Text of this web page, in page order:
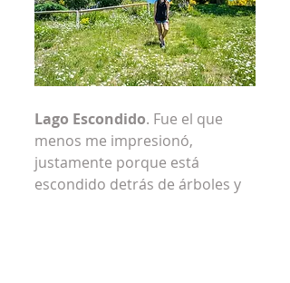
Lago Escondido. Fue el que
menos me impresionó,
justamente porque está
escondido detrás de árboles y